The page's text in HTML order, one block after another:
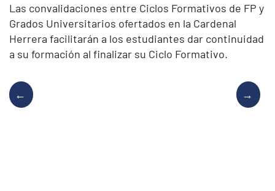
Las convalidaciones entre Ciclos Formativos de FP y
Grados Universitarios ofertados en la Cardenal
Herrera facilitarán a los estudiantes dar continuidad
a su formación al finalizar su Ciclo Formativo.